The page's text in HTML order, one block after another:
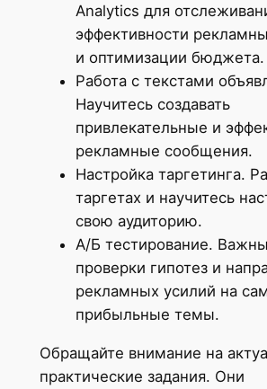
Analytics для
эффективности
и оптимизации бюджета.
Работа с текстами
Научитесь создавать
привлекательные и
рекламные сообщения.
Настройка таргетинга.
таргетах и научитесь
свою аудиторию.
А/Б тестирование.
проверки гипотез и
рекламных усилий на
прибыльные темы.
Обращайте внимание на
практические задания. Они